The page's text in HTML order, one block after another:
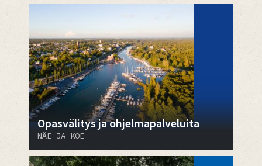
Opasvälitys ja ohjelmapalveluita
NÄE JA KOE